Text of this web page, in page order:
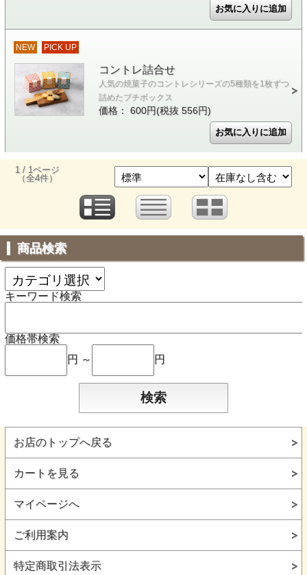
NEW PICK UP
コントレ詰合せ
人気の焼菓子のコントレシリーズの5種類を1枚ずつ
詰めたプチボックス
価格： 600円(税抜 556円)
1 / 1ページ
（全4件）
商品検索
キーワード検索
価格帯検索
円 ～
円
お店のトップへ戻る
カートを見る
マイページへ
ご利用案内
特定商取引法表示